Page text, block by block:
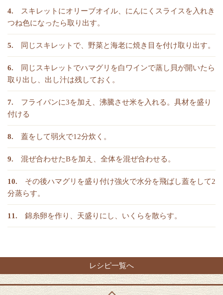
スキレットにオリーブオイル、にんにくスライスを入れき
つね色になったら取り出す。
同じスキレットで、野菜と海老に焼き目を付け取り出す。
同じスキレットでハマグリを白ワインで蒸し貝が開いたら
取り出し、出し汁は残しておく。
フライパンに3を加え、沸騰させ米を入れる。具材を盛り
付ける
蓋をして弱火で12分炊く。
混ぜ合わせたBを加え、全体を混ぜ合わせる。
その後ハマグリを盛り付け強火で水分を飛ばし蓋をして2
分蒸らす。
錦糸卵を作り、天盛りにし、いくらを散らす。
レシピ一覧へ